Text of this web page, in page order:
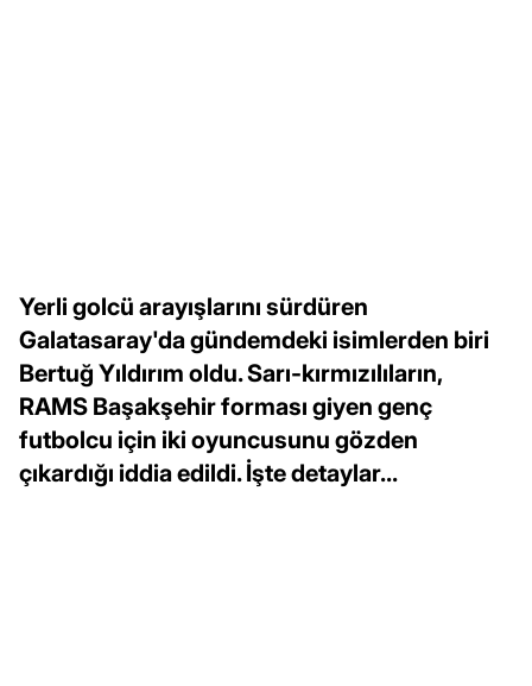
Yerli golcü arayışlarını sürdüren
Galatasaray'da gündemdeki isimlerden biri
Bertuğ Yıldırım oldu. Sarı-kırmızılıların,
RAMS Başakşehir forması giyen genç
futbolcu için iki oyuncusunu gözden
çıkardığı iddia edildi. İşte detaylar...